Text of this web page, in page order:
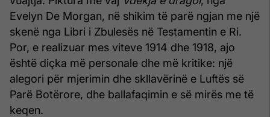
Evelyn De Morgan, në shikim të parë ngjan me një
skenë nga Libri i Zbulesës në Testamentin e Ri.
Por, e realizuar mes viteve 1914 dhe 1918, ajo
është diçka më personale dhe më kritike: një
alegori për mjerimin dhe skllavërinë e Luftës së
Parë Botërore, dhe ballafaqimin e së mirës me të
keqen.